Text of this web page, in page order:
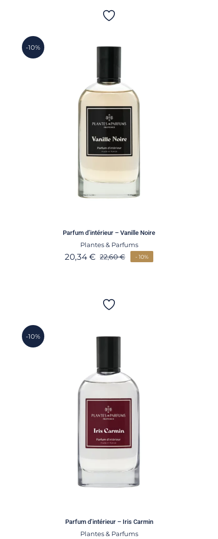
-10%
Parfum d’intérieur – Vanille Noire
Plantes & Parfums
22,60€
20,34€ - 10%
-10%
Parfum d’intérieur – Iris Carmin
Plantes & Parfums